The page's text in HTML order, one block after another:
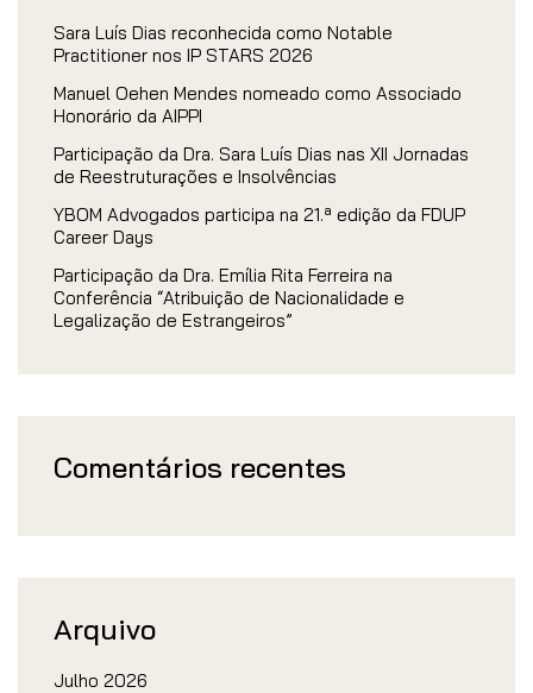
Sara Luís Dias reconhecida como Notable
Practitioner nos IP STARS 2026
Manuel Oehen Mendes nomeado como Associado
Honorário da AIPPI
Participação da Dra. Sara Luís Dias nas XII Jornadas
de Reestruturações e Insolvências
YBOM Advogados participa na 21.ª edição da FDUP
Career Days
Participação da Dra. Emília Rita Ferreira na
Conferência “Atribuição de Nacionalidade e
Legalização de Estrangeiros”
Comentários recentes
Arquivo
Julho 2026